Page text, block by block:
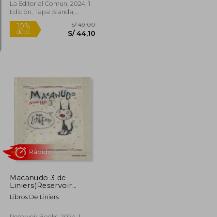
S/ 45,00
S/ 40,50
La Editorial Comun, 2024, 1
Edición, Tapa Blanda,
Nuevo
10%
dcto.
Macanudo 3 de
Liniers(Reservoir
Books)
Libros De Liniers